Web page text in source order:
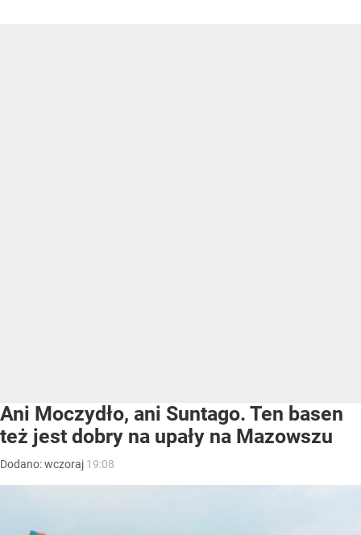
Ani Moczydło, ani Suntago. Ten basen
też jest dobry na upały na Mazowszu
Dodano:wczoraj 19:08